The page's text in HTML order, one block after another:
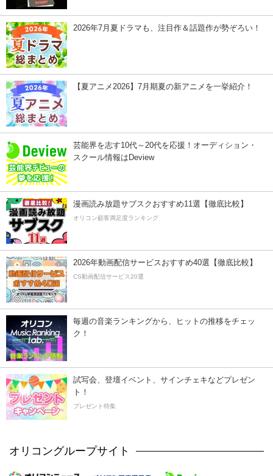
2026年7月夏ドラマも、注目作＆話題作が勢ぞろい！
【夏アニメ2026】7月期夏の新アニメを一挙紹介！
芸能界を志す10代～20代を応援！オーディション・
スクール情報はDeview
漫画読み放題サブスクおすすめ11選【徹底比較】
オリコン顧客満足度ランキング
2026年動画配信サービスおすすめ40選【徹底比較】
CS動画配信サービス20選
毎週の音楽ランキングから、ヒットの推移をチェッ
ク！
試写会、登壇イベント、サインチェキなどプレゼン
ト！
プレゼント特集
オリコングループサイト